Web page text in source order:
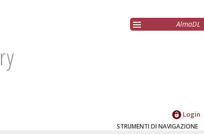
AlmaDL
Login
STRUMENTI DI NAVIGAZIONE